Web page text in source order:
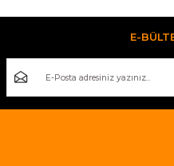
Görüş ve önerileriniz için
Ürün resmi kalitesiz, bozuk
Ürün açıklamasında eksik
Ürün bilgilerinde hatalar
E-